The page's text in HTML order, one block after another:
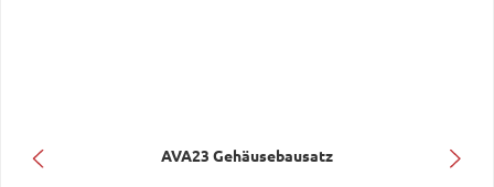
AVA23 Gehäusebausatz